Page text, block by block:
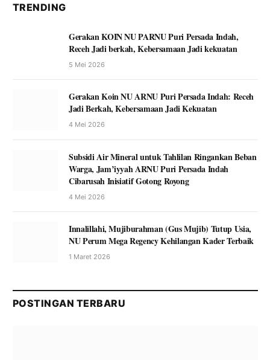
TRENDING
Gerakan KOIN NU PARNU Puri Persada Indah,
Receh Jadi berkah, Kebersamaan Jadi kekuatan
5 Mei 2026
Gerakan Koin NU ARNU Puri Persada Indah: Receh
Jadi Berkah, Kebersamaan Jadi Kekuatan
4 Mei 2026
Subsidi Air Mineral untuk Tahlilan Ringankan Beban
Warga, Jam’iyyah ARNU Puri Persada Indah
Cibarusah Inisiatif Gotong Royong
4 Mei 2026
Innalillahi, Mujiburahman (Gus Mujib) Tutup Usia,
NU Perum Mega Regency Kehilangan Kader Terbaik
1 Maret 2026
POSTINGAN TERBARU